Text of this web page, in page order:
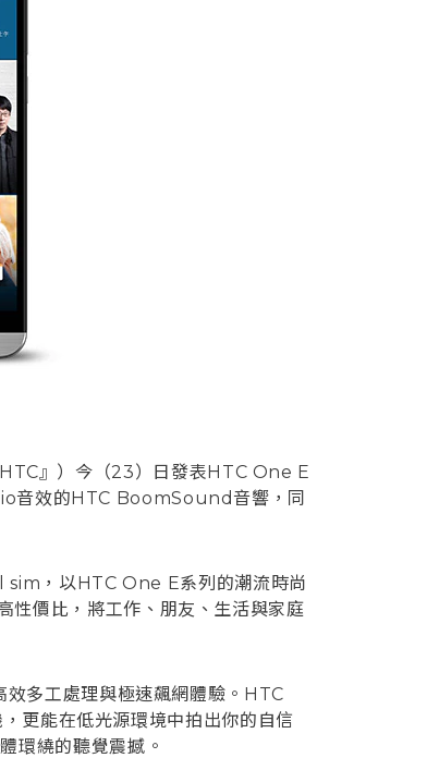
』）今（23）日發表HTC One E
音效的HTC BoomSound音響，同
sim，以HTC One E系列的潮流時尚
價比，將工作、朋友、生活與家庭
多工處理與極速飆網體驗。HTC
更能在低光源環境中拍出你的自信
環繞的聽覺震撼。